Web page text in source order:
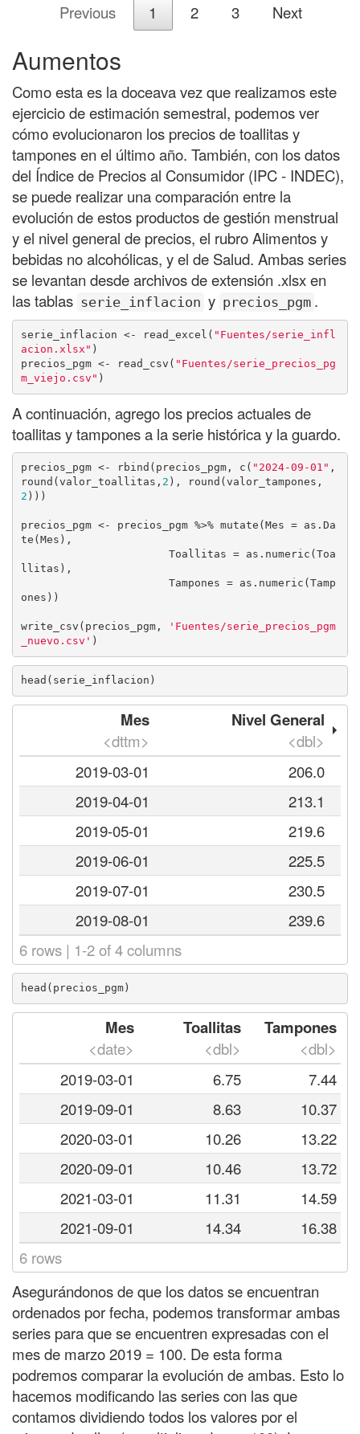
Previous
1 2 3 Next
Aumentos
Como esta es la doceava vez que realizamos este
ejercicio de estimación semestral, podemos ver
cómo evolucionaron los precios de toallitas y
tampones en el último año. También, con los datos
del Índice de Precios al Consumidor (IPC - INDEC),
se puede realizar una comparación entre la
evolución de estos productos de gestión menstrual
y el nivel general de precios, el rubro Alimentos y
bebidas no alcohólicas, y el de Salud. Ambas series
se levantan desde archivos de extensión .xlsx en
las tablas serie_inflacion y precios_pgm .
serie_inflacion <- read_excel( "Fuentes/serie_infl
acion.xlsx" )
precios_pgm <- read_csv( "Fuentes/serie_precios_pg
m_viejo.csv" )
A continuación, agrego los precios actuales de
toallitas y tampones a la serie histórica y la guardo.
precios_pgm <- rbind(precios_pgm, c( "2024-09-01" ,
round(valor_toallitas, 2 ), round(valor_tampones,
2 )))
precios_pgm <- precios_pgm %>% mutate(Mes = as.Da
te(Mes),
llitas),
ones))
write_csv(precios_pgm,
'Fuentes/serie_precios_pgm
_nuevo.csv' )
head(serie_inflacion)
Mes
<dttm>
Nivel General
<dbl>
2019-03-01
206.0
2019-04-01
213.1
2019-05-01
219.6
2019-06-01
225.5
2019-07-01
230.5
2019-08-01
239.6
6 rows | 1-2 of 4 columns
head(precios_pgm)
Mes
<date>
Toallitas
<dbl>
Tampones
<dbl>
2019-03-01
6.75
7.44
2019-09-01
8.63
10.37
2020-03-01
10.26
13.22
2020-09-01
10.46
13.72
2021-03-01
11.31
14.59
2021-09-01
14.34
16.38
6 rows
Asegurándonos de que los datos se encuentran
ordenados por fecha, podemos transformar ambas
series para que se encuentren expresadas con el
mes de marzo 2019 = 100. De esta forma
podremos comparar la evolución de ambas. Esto lo
hacemos modificando las series con las que
contamos dividiendo todos los valores por el